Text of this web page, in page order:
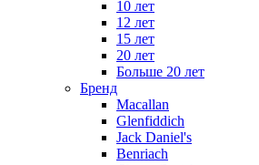
10 лет
12 лет
15 лет
20 лет
Больше 20 лет
Бренд
Macallan
Glenfiddich
Jack Daniel's
Benriach